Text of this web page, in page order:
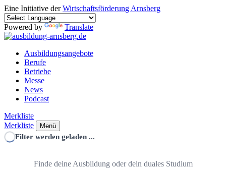
Eine Initiative derWirtschaftsförderung Arnsberg
Powered by Translate
Ausbildungsangebote
Berufe
Betriebe
Messe
News
Podcast
Merkliste
Merkliste
Menü
Filter werden geladen ...
Finde deine Ausbildung oder dein duales Studium